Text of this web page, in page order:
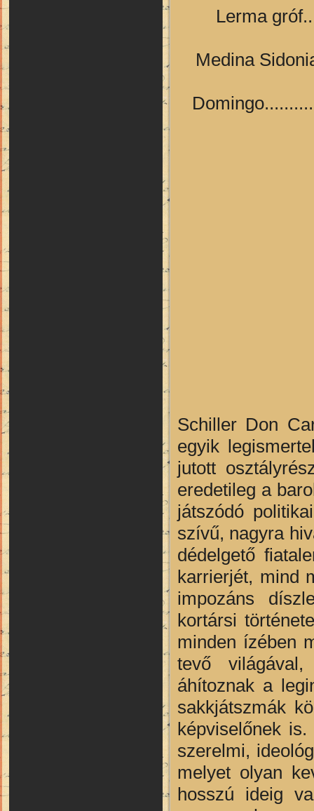
Lerma
Medina
Schiller Don
egyik
jutott
eredetileg a
játszódó
szívű, nagyra
dédelgető
karrierjét, mind
impozáns
kortársi
minden ízében
tevő
áhítoznak a
sakkjátszmák
képviselőnek
szerelmi,
melyet olyan
hosszú ideig